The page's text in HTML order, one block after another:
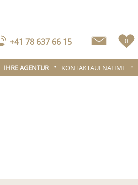
+41 78 637 66 15 0
IHRE AGENTUR KONTAKTAUFNAHME